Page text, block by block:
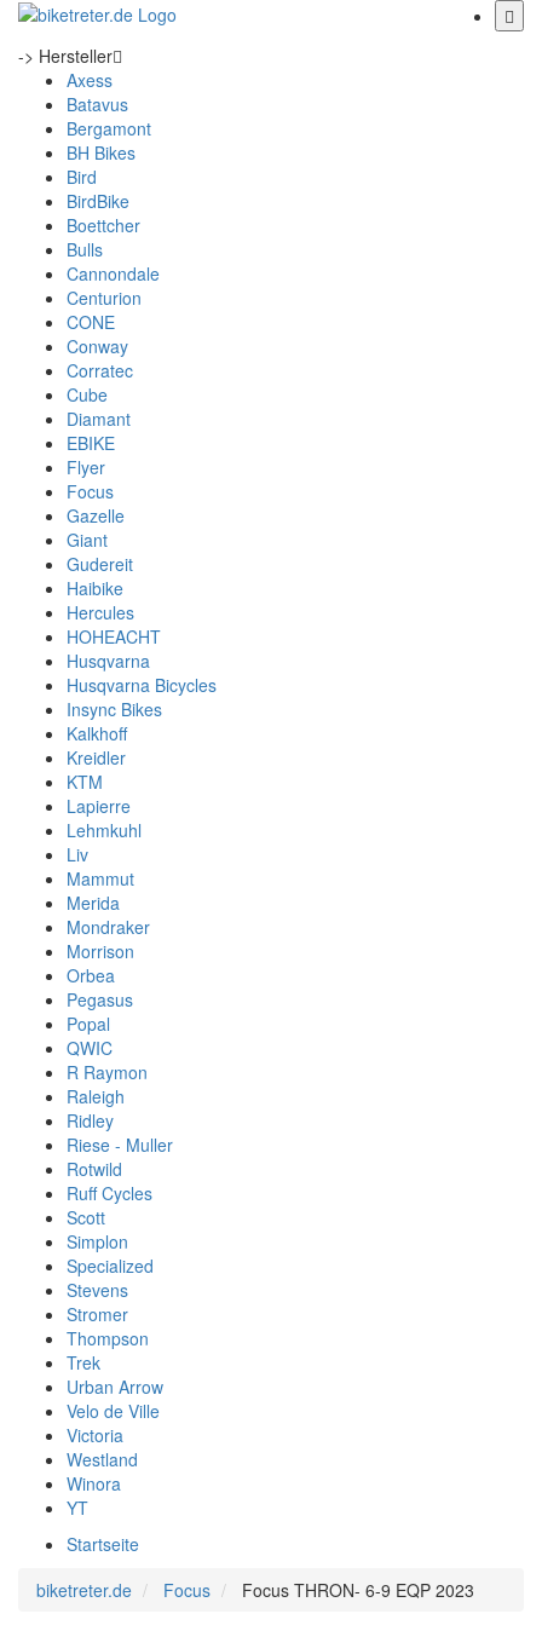
-> Hersteller
Axess
Batavus
Bergamont
BH Bikes
Bird
BirdBike
Boettcher
Bulls
Cannondale
Centurion
CONE
Conway
Corratec
Cube
Diamant
EBIKE
Flyer
Focus
Gazelle
Giant
Gudereit
Haibike
Hercules
HOHEACHT
Husqvarna
Husqvarna Bicycles
Insync Bikes
Kalkhoff
Kreidler
KTM
Lapierre
Lehmkuhl
Liv
Mammut
Merida
Mondraker
Morrison
Orbea
Pegasus
Popal
QWIC
R Raymon
Raleigh
Ridley
Riese - Muller
Rotwild
Ruff Cycles
Scott
Simplon
Specialized
Stevens
Stromer
Thompson
Trek
Urban Arrow
Velo de Ville
Victoria
Westland
Winora
YT
Startseite
biketreter.de
Focus Focus THRON- 6-9 EQP 2023